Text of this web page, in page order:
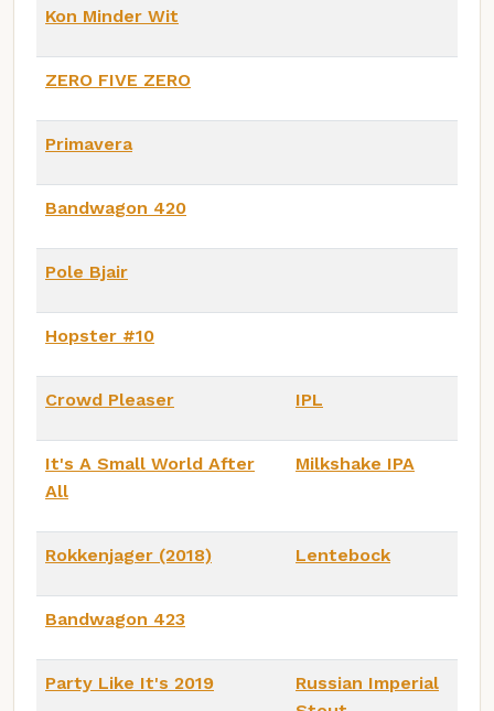
Kon Minder Wit
ZERO FIVE ZERO
Primavera
Bandwagon 420
Pole Bjair
Hopster #10
Crowd Pleaser IPL
It's A Small World After
All
Milkshake IPA
Rokkenjager (2018) Lentebock
Bandwagon 423
Party Like It's 2019
Russian Imperial